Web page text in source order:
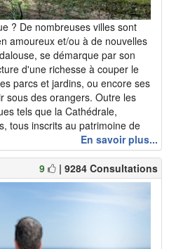
? De nombreuses villes sont
amoureux et/ou à de nouvelles
se démarque par son
d'une richesse à couper le
parcs et jardins, ou encore ses
sous des orangers. Outre les
tels que la Cathédrale,
tous inscrits au patrimoine de
En savoir plus...
9 | 9284 Consultations